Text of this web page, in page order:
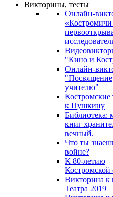
Викторины, тесты
Онлайн-
"Кино и
Онлайн-
"Посвящение
учителю"
к Пушкину
Библиотека:
книг
вечный.
Что ты
войне?
К 80-летию
Костромской
Викторина к
Театра 2019